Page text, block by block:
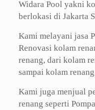
Widara Pool yakni
berlokasi di Jakarta
Kami melayani jasa
Renovasi kolam
renang, dari kolam
sampai kolam
Kami juga menjual
renang seperti